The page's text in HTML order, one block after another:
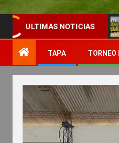
ULTIMAS NOTICIAS
La Selección
TAPA TORNEO